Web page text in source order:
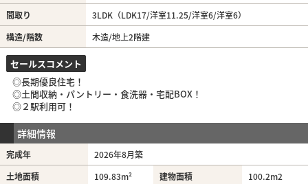
間取り
3LDK（LDK17/洋室11.25/洋室6/洋室6）
構造/階数
木造/地上2階建
セールスコメント
◎長期優良住宅！
◎土間収納・パントリー・食洗器・宅配BOX！
◎２駅利用可！
詳細情報
完成年
2026年8月築
土地面積
109.83m² 建物面積 100.2m2